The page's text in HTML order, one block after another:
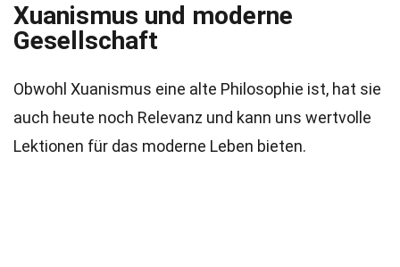
Xuanismus und moderne
Gesellschaft
Obwohl Xuanismus eine alte Philosophie ist, hat sie
auch heute noch Relevanz und kann uns wertvolle
Lektionen für das moderne Leben bieten.